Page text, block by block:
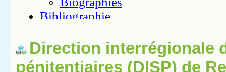
Direction interrégionale
pénitentiaires (DISP) de